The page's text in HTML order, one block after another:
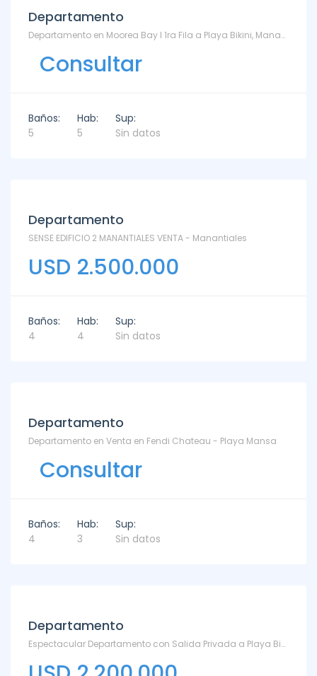
Departamento
Departamento en Moorea Bay I 1ra Fila a Playa Bikini, Manantiales en Venta y Alquiler - TM6871000 - Bikini
Consultar
Baños:
5
Hab:
5
Sup:
Sin datos
Departamento
SENSE EDIFICIO 2 MANANTIALES VENTA - Manantiales
USD 2.500.000
Baños:
4
Hab:
4
Sup:
Sin datos
Departamento
Departamento en Venta en Fendi Chateau - Playa Mansa
Consultar
Baños:
4
Hab:
3
Sup:
Sin datos
Departamento
Espectacular Departamento con Salida Privada a Playa Bikini - TM5491196 - Bikini